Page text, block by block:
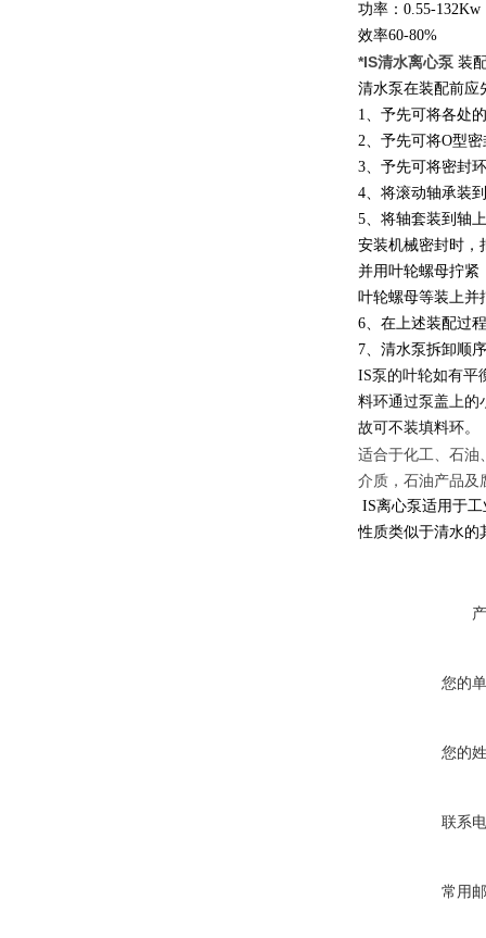
功率：0.55-132Kw
效率60-80%
*IS清水离心泵 装
清水泵在装配前应
1、予先可将各处
2、予先可将O型
3、予先可将密封
4、将滚动轴承装
5、将轴套装到轴
安装机械密封时，
并用叶轮螺母拧紧
叶轮螺母等装上并
6、在上述装配过
7、清水泵拆卸顺
IS泵的叶轮如有平
料环通过泵盖上的
故可不装填料环。
适合于化工、石油
介质，石油产品及
IS离心泵适用于
性质类似于清水的
您的
您的
联系
常用